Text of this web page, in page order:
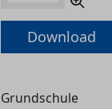
Download
Grundschule